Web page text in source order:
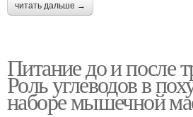
читать дальше →
Питание до и после
Роль углеводов в
наборе мышечной